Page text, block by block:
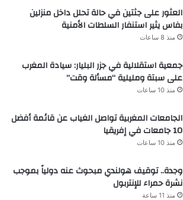
العثور على جثتين في حالة تحلل داخل منزلين
بفاس يثير استنفار السلطات الأمنية
منذ 8 ساعات
جمعية استقلالية في جزر البليار: سيادة المغرب
على سبتة ومليلية “مسألة وقت”
منذ 10 ساعات
الجامعات المغربية تواصل الغياب عن قائمة أفضل
10 جامعات في إفريقيا
منذ 10 ساعات
وجدة.. توقيف هولندي مبحوث عنه دولياً بموجب
نشرة حمراء للإنتربول
منذ 11 ساعة